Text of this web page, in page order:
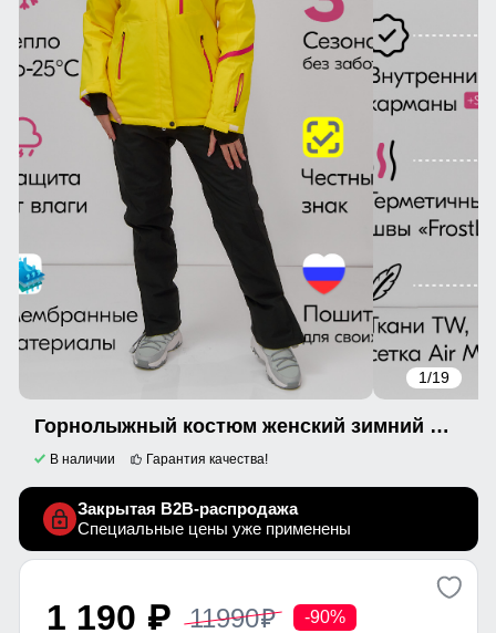
1/19
Горнолыжный костюм женский зимний желтого цвета 07091J
В наличии Гарантия качества!
Закрытая B2B-распродажа
Специальные цены уже применены
1 190 p 11990p -90%